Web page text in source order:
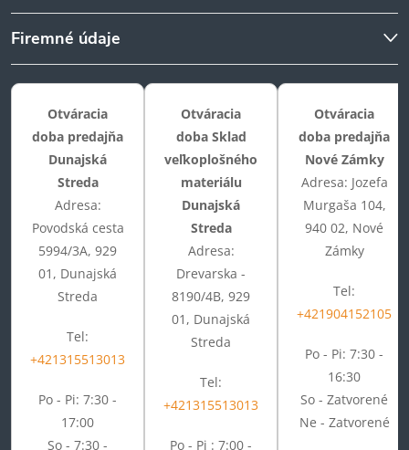
Firemné údaje
Otváracia
doba predajňa
Dunajská
Streda
Adresa:
Povodská cesta
5994/3A, 929
01, Dunajská
Streda
Tel:
+421315513013
Po - Pi: 7:30 -
17:00
So - 7:30 -
Otváracia
doba Sklad
veľkoplošného
materiálu
Dunajská
Streda
Adresa:
Drevarska -
8190/4B, 929
01, Dunajská
Streda
Tel:
+421315513013
Po - Pi : 7:00 -
Otváracia
doba predajňa
Nové Zámky
Adresa: Jozefa
Murgaša 104,
940 02, Nové
Zámky
Tel:
+421904152105
Po - Pi: 7:30 -
16:30
So - Zatvorené
Ne - Zatvorené